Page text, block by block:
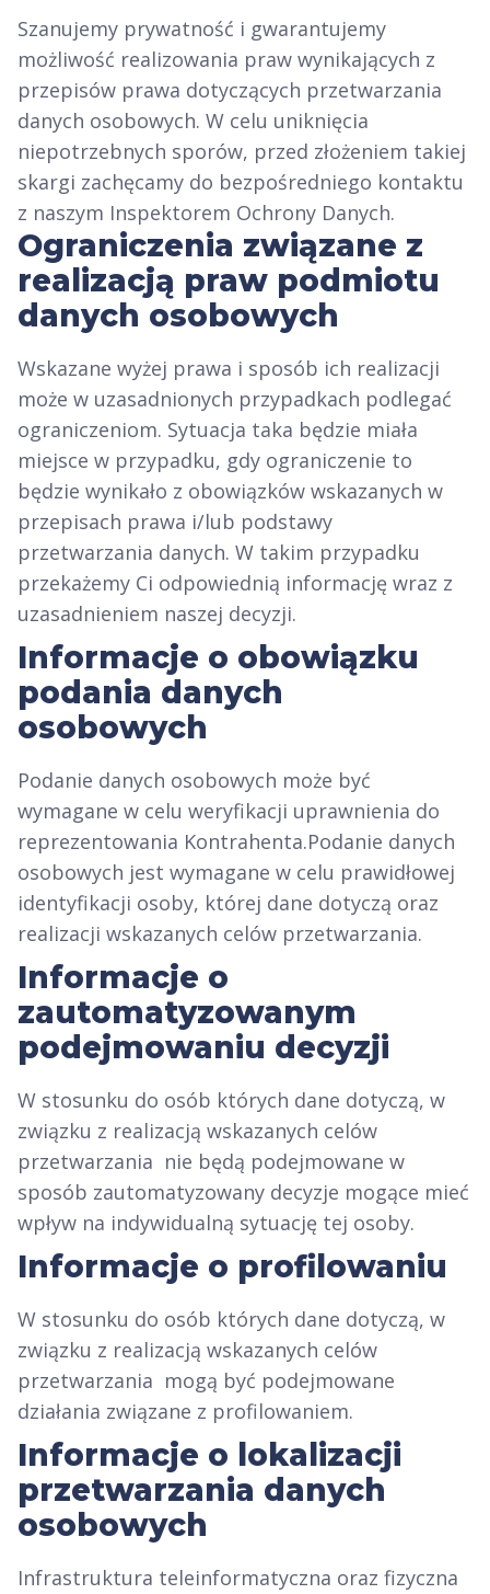
Szanujemy prywatność i gwarantujemy
możliwość realizowania praw wynikających z
przepisów prawa dotyczących przetwarzania
danych osobowych. W celu uniknięcia
niepotrzebnych sporów, przed złożeniem takiej
skargi zachęcamy do bezpośredniego kontaktu
z naszym Inspektorem Ochrony Danych.
Ograniczenia związane z
realizacją praw podmiotu
danych osobowych
Wskazane wyżej prawa i sposób ich realizacji
może w uzasadnionych przypadkach podlegać
ograniczeniom. Sytuacja taka będzie miała
miejsce w przypadku, gdy ograniczenie to
będzie wynikało z obowiązków wskazanych w
przepisach prawa i/lub podstawy
przetwarzania danych. W takim przypadku
przekażemy Ci odpowiednią informację wraz z
uzasadnieniem naszej decyzji.
Informacje o obowiązku
podania danych
osobowych
Podanie danych osobowych może być
wymagane w celu weryfikacji uprawnienia do
reprezentowania Kontrahenta.Podanie danych
osobowych jest wymagane w celu prawidłowej
identyfikacji osoby, której dane dotyczą oraz
realizacji wskazanych celów przetwarzania.
Informacje o
zautomatyzowanym
podejmowaniu decyzji
W stosunku do osób których dane dotyczą, w
związku z realizacją wskazanych celów
przetwarzania nie będą podejmowane w
sposób zautomatyzowany decyzje mogące mieć
wpływ na indywidualną sytuację tej osoby.
Informacje o profilowaniu
W stosunku do osób których dane dotyczą, w
związku z realizacją wskazanych celów
przetwarzania mogą być podejmowane
działania związane z profilowaniem.
Informacje o lokalizacji
przetwarzania danych
osobowych
Infrastruktura teleinformatyczna oraz fizyczna